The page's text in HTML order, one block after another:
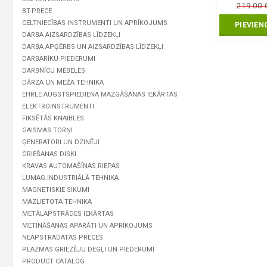
BT-PRECE
CELTNIECĪBAS INSTRUMENTI UN APRĪKOJUMS
DARBA AIZSARDZĪBAS LĪDZEKĻI
DARBA APĢĒRBS UN AIZSARDZĪBAS LĪDZEKĻI
DARBARĪKU PIEDERUMI
DARBNĪCU MĒBELES
DĀRZA UN MEŽA TEHNIKA
EHRLE AUGSTSPIEDIENA MAZGĀŠANAS IEKĀRTAS
ELEKTROINSTRUMENTI
FIKSĒTĀS KNAIBLES
GAISMAS TORŅI
ĢENERATORI UN DZINĒJI
GRIEŠANAS DISKI
KRAVAS AUTOMAŠĪNAS RIEPAS
LUMAG INDUSTRIĀLĀ TEHNIKA
MAGNETISKIE SIKUMI
MAZLIETOTA TEHNIKA
METĀLAPSTRĀDES IEKĀRTAS
METINĀŠANAS APARĀTI UN APRĪKOJUMS
NEAPSTRADATAS PRECES
PLAZMAS GRIEZĒJU DEGĻI UN PIEDERUMI
PRODUCT CATALOG
219.00